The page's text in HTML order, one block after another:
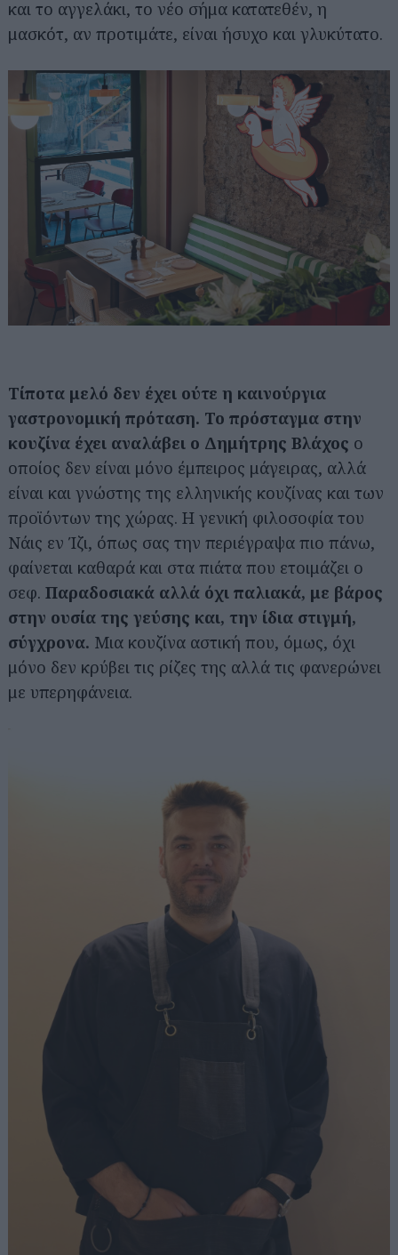
και το αγγελάκι, το νέο σήμα κατατεθέν, η
μασκότ, αν προτιμάτε, είναι ήσυχο και γλυκύτατο.
Τίποτα μελό δεν έχει ούτε η καινούργια
γαστρονομική πρόταση. Το πρόσταγμα στην
κουζίνα έχει αναλάβει ο Δημήτρης Βλάχος ο
οποίος δεν είναι μόνο έμπειρος μάγειρας, αλλά
είναι και γνώστης της ελληνικής κουζίνας και των
προϊόντων της χώρας. Η γενική φιλοσοφία του
Νάις εν Ίζι, όπως σας την περιέγραψα πιο πάνω,
φαίνεται καθαρά και στα πιάτα που ετοιμάζει ο
σεφ. Παραδοσιακά αλλά όχι παλιακά, με βάρος
στην ουσία της γεύσης και, την ίδια στιγμή,
σύγχρονα. Μια κουζίνα αστική που, όμως, όχι
μόνο δεν κρύβει τις ρίζες της αλλά τις φανερώνει
με υπερηφάνεια.